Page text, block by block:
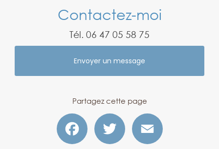
Contactez-moi
Tél. 06 47 05 58 75
Envoyer un message
Partagez cette page
Facebook Twitter